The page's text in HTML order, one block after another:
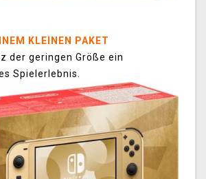
KLEINEN PAKET
der geringen Größe ein
Spielerlebnis.